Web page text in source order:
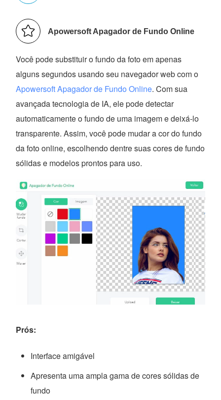
Apowersoft Apagador de Fundo Online
Você pode substituir o fundo da foto em apenas
alguns segundos usando seu navegador web com o
Apowersoft Apagador de Fundo Online. Com sua
avançada tecnologia de IA, ele pode detectar
automaticamente o fundo de uma imagem e deixá-lo
transparente. Assim, você pode mudar a cor do fundo
da foto online, escolhendo dentre suas cores de fundo
sólidas e modelos prontos para uso.
Prós:
Interface amigável
Apresenta uma ampla gama de cores sólidas de
fundo